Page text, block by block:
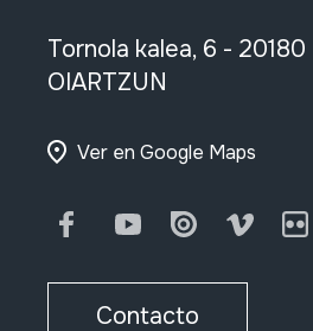
Tornola kalea, 6 - 20180
OIARTZUN
Ver en Google Maps
FacebookYoutubeIssuu Vimeo
Contacto